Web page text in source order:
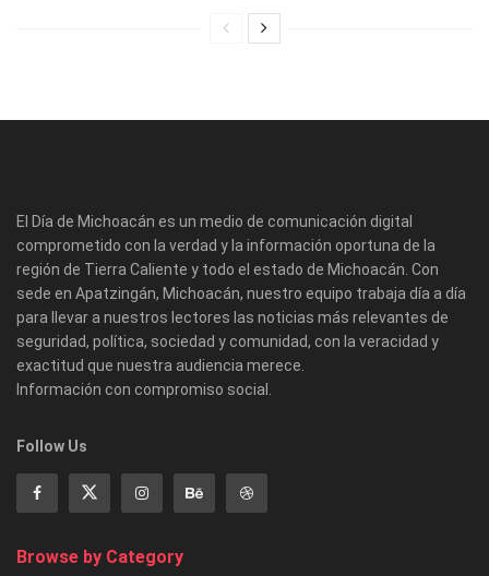
El Día de Michoacán es un medio de comunicación digital
comprometido con la verdad y la información oportuna de la
región de Tierra Caliente y todo el estado de Michoacán. Con
sede en Apatzingán, Michoacán, nuestro equipo trabaja día a día
para llevar a nuestros lectores las noticias más relevantes de
seguridad, política, sociedad y comunidad, con la veracidad y
exactitud que nuestra audiencia merece.
Información con compromiso social.
Follow Us
Browse by Category